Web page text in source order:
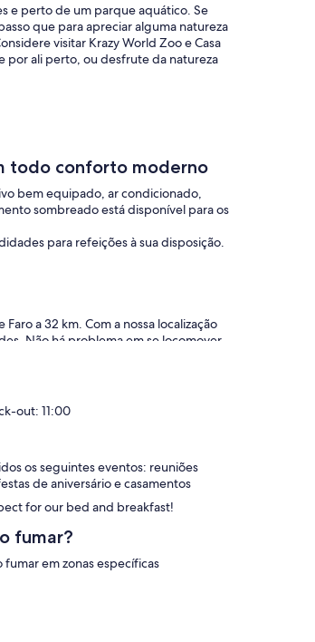
comentários
e perto de um parque aquático. Se
que para apreciar alguma natureza
visitar Krazy World Zoo e Casa
por ali perto, ou desfrute da natureza
todo conforto moderno
bem equipado, ar condicionado,
sombreado está disponível para os
para refeições à sua disposição.
a 32 km. Com a nossa localização
Não há problema em se locomover,
lista de compras esteja pronta
out: 11:00
os seguintes eventos: reuniões
de aniversário e casamentos
for our bed and breakfast!
fumar?
fumar em zonas específicas